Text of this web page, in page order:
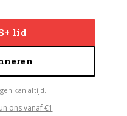
lid
kan altijd.
ons vanaf €1